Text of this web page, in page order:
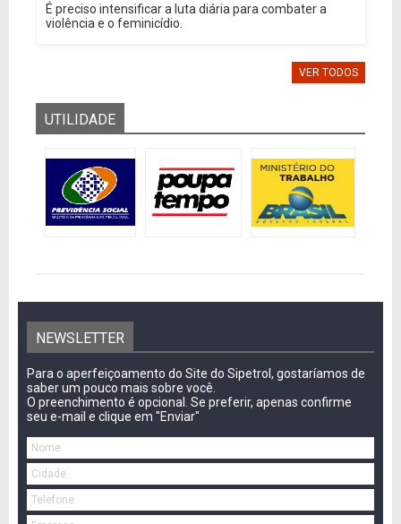
É preciso intensificar a luta diária para combater a
violência e o feminicídio.
VER TODOS
UTILIDADE
NEWSLETTER
Para o aperfeiçoamento do Site do Sipetrol, gostaríamos de
saber um pouco mais sobre você.
O preenchimento é opcional. Se preferir, apenas confirme
seu e-mail e clique em "Enviar"